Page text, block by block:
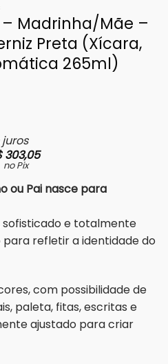
Madrinha/Mãe –
Preta (Xícara,
265ml)
303,05
no Pix
ou Pai nasce para
e totalmente
para refletir a identidade do
com possibilidade de
paleta, fitas, escritas e
ajustado para criar